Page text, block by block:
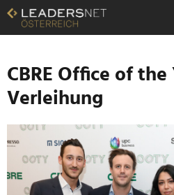
Zum
Inhalt
Zur
Navigation
Zur
Hauptnavigation
CBRE Office of
Verleihung